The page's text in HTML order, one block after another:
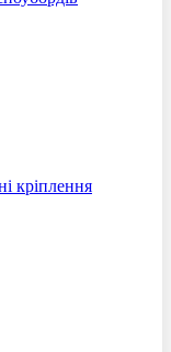
кріплення